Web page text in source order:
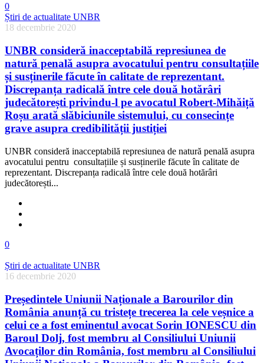
0
Știri de actualitate UNBR
18 decembrie 2020
UNBR consideră inacceptabilă represiunea de
natură penală asupra avocatului pentru consultațiile
și susținerile făcute în calitate de reprezentant.
Discrepanța radicală între cele două hotărâri
judecătorești privindu-l pe avocatul Robert-Mihăiță
Roșu arată slăbiciunile sistemului, cu consecințe
grave asupra credibilității justiției
UNBR consideră inacceptabilă represiunea de natură penală asupra
avocatului pentru consultațiile și susținerile făcute în calitate de
reprezentant. Discrepanța radicală între cele două hotărâri
judecătorești...
0
Știri de actualitate UNBR
16 decembrie 2020
Președintele Uniunii Naționale a Barourilor din
România anunță cu tristețe trecerea la cele veșnice a
celui ce a fost eminentul avocat Sorin IONESCU din
Baroul Dolj, fost membru al Consiliului Uniunii
Avocaților din România, fost membru al Consiliului